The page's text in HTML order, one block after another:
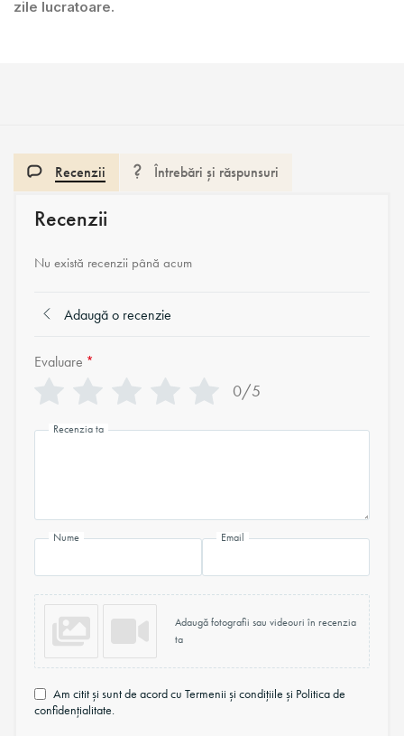
zile lucratoare.
Recenzii Întrebări și răspunsuri
Recenzii
Nu există recenzii până acum
Adaugă o recenzie
Evaluare *
0/5
Recenzia ta
Nume Email
Adaugă fotografii sau videouri în recenzia
ta
Am citit și sunt de acord cu Termenii și condițiile și Politica de
confidențialitate.